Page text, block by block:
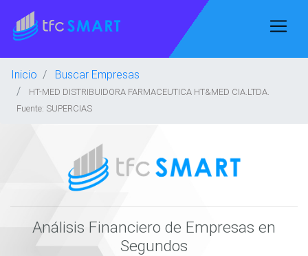
Inicio Buscar Empresas
HT-MED DISTRIBUIDORA FARMACEUTICA HT&MED CIA.LTDA.
Fuente: SUPERCIAS
Análisis Financiero de Empresas en
Segundos